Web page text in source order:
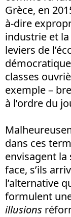
Grèce, en
à-dire
industrie et
leviers de
classes
exemple –
à l’ordre du
dans ces
envisagent
face, s’ils
l’alternative
formulent
illusions